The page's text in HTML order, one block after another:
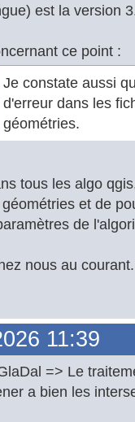
est la version
ce point :
Je constate aussi
d'erreur dans les
géométries.
tous les algo
et de
de
nous au
11:39
=> Le
a bien les